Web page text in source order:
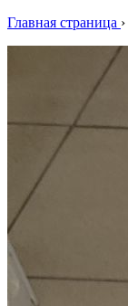
Главная страница ›